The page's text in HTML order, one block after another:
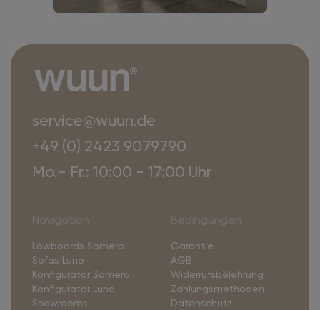
service@wuun.de
+49 (0) 2423 9079790
Mo.- Fr.: 10:00 - 17:00 Uhr
Lowboards Somero
Sofas Luno
Konfigurator Somero
Konfigurator Luno
Showrooms
Garantie
AGB
Widerrufsbelehrung
Zahlungsmethoden
Datenschutz